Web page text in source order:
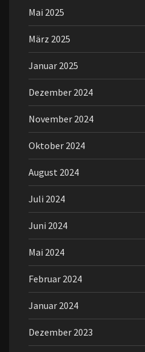
Mai 2025
März 2025
Januar 2025
Dezember 2024
November 2024
Oktober 2024
August 2024
Juli 2024
Juni 2024
Mai 2024
Februar 2024
Januar 2024
Dezember 2023